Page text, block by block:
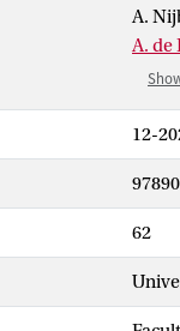
A.
A. de
12-
62